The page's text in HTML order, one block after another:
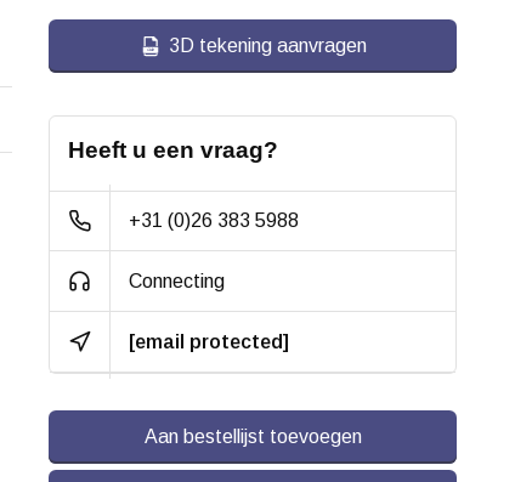
6004 2RSH
kogellager
2RS - tweezijdige
rubberafdichting
3D tekening aanvragen
Heeft u een vraag?
+31 (0)26 383 5988
Connecting
[email protected]
Aan bestellijst toevoegen